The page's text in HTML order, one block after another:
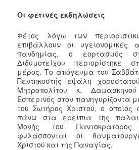
Οι φετινές εκδηλώσεις
Φέτος λόγω των
επιβάλλουν οι
πανδημίας, ο εορτασμός
Διδυμοτείχου περιορίστηκε
μέρος. Το απόγευμα του
Πεντηκοστής εψάλη
Μητροπολίτου κ.
Εσπερινός στον πανηγυρίζοντα
του Σωτήρος Χριστού, ο οποίος
πάνω στα ερείπια της
Μονής του
φυλάσσονται οι
Χριστού και της Παναγίας.